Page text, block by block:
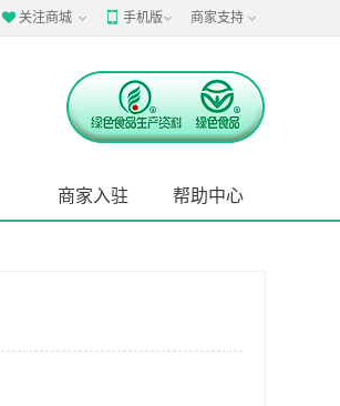
关注商城 手机版 商家支持
帮助中心
商家入驻